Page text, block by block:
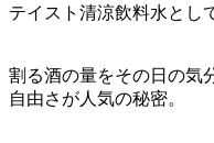
テイスト清涼飲料水とし
割る酒の量をその日の気
自由さが人気の秘密。